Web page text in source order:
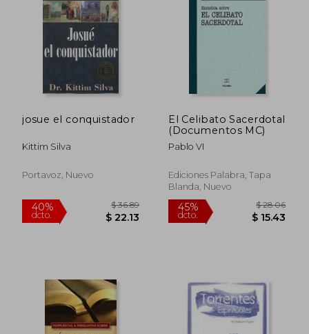
45%
dcto. $ 33.51
josue el conquistador
Kittim Silva
Portavoz, Nuevo
El Celibato Sacerdotal
(Documentos MC)
Pablo VI
Ediciones Palabra, Tapa
Blanda, Nuevo